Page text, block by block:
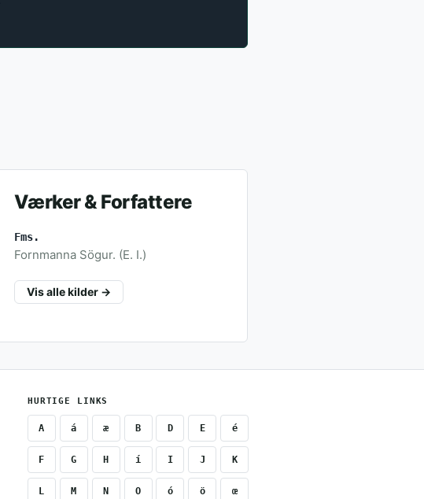
Værker & Forfattere
Fms.
Fornmanna Sögur. (E. I.)
Vis alle kilder →
HURTIGE LINKS
A á æ B D E é
F G H í I J K
L M N O ó ö œ